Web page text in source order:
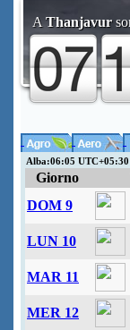
A Thanjavur
Alba:06:05
Giorno
DOM 9
LUN 10
MAR 11
MER 12